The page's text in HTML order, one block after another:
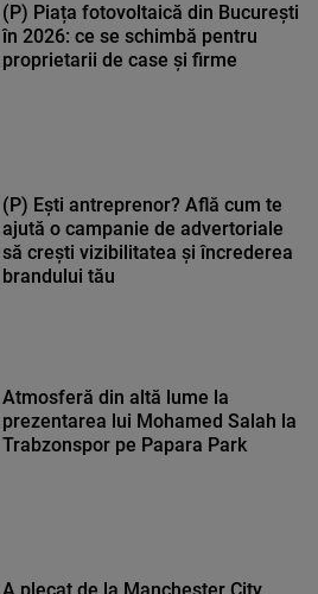
(P) Piața fotovoltaică din București
în 2026: ce se schimbă pentru
proprietarii de case și firme
(P) Ești antreprenor? Află cum te
ajută o campanie de advertoriale
să crești vizibilitatea și încrederea
brandului tău
Atmosferă din altă lume la
prezentarea lui Mohamed Salah la
Trabzonspor pe Papara Park